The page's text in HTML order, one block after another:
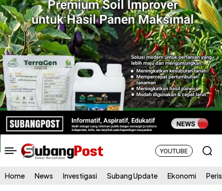
YOUTUBE
Home News Investigasi Subang Update Ekonomi